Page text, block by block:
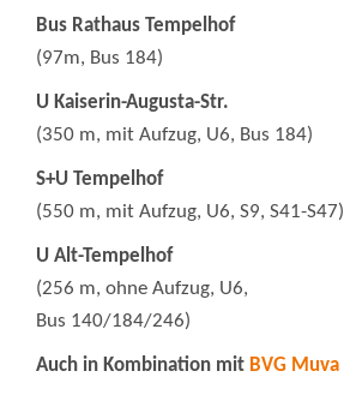
Bus Rathaus Tempelhof
(97m, Bus 184)
U Kaiserin-Augusta-Str.
(350 m, mit Aufzug, U6, Bus 184)
S+U Tempelhof
(550 m, mit Aufzug, U6, S9, S41-S47)
U Alt-Tempelhof
(256 m, ohne Aufzug, U6,
Bus 140/184/246)
Auch in Kombination mit BVG Muva